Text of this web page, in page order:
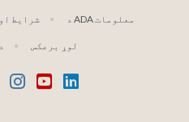
شرایط د ADA معلومات
لوړ برعکس
ټیکانسټاګرام
یوټیوبLinkedIn